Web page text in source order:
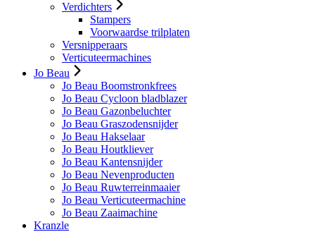
Verdichters
Stampers
Voorwaardse trilplaten
Versnipperaars
Verticuteermachines
Jo Beau
Jo Beau Boomstronkfrees
Jo Beau Cycloon bladblazer
Jo Beau Gazonbeluchter
Jo Beau Graszodensnijder
Jo Beau Hakselaar
Jo Beau Houtkliever
Jo Beau Kantensnijder
Jo Beau Nevenproducten
Jo Beau Ruwterreinmaaier
Jo Beau Verticuteermachine
Jo Beau Zaaimachine
Kranzle